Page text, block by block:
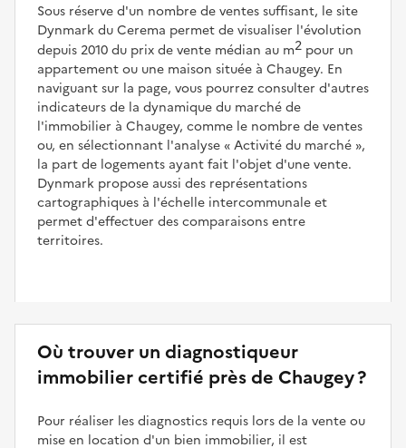
Sous réserve d'un nombre de ventes suffisant, le site
Dynmark du Cerema permet de visualiser l'évolution
depuis 2010 du prix de vente médian au m2 pour un
appartement ou une maison située à Chaugey. En
naviguant sur la page, vous pourrez consulter d'autres
indicateurs de la dynamique du marché de
l'immobilier à Chaugey, comme le nombre de ventes
ou, en sélectionnant l'analyse
Activité du marché ,
la part de logements ayant fait l'objet d'une vente.
Dynmark propose aussi des représentations
cartographiques à l'échelle intercommunale et
permet d'effectuer des comparaisons entre
territoires.
Où trouver un diagnostiqueur
immobilier certifié près de Chaugey ?
Pour réaliser les diagnostics requis lors de la vente ou
mise en location d'un bien immobilier, il est